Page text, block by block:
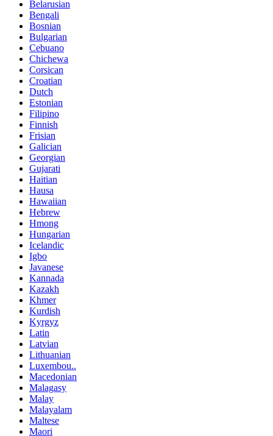
Belarusian
Bengali
Bosnian
Bulgarian
Cebuano
Chichewa
Corsican
Croatian
Dutch
Estonian
Filipino
Finnish
Frisian
Galician
Georgian
Gujarati
Haitian
Hausa
Hawaiian
Hebrew
Hmong
Hungarian
Icelandic
Igbo
Javanese
Kannada
Kazakh
Khmer
Kurdish
Kyrgyz
Latin
Latvian
Lithuanian
Luxembou..
Macedonian
Malagasy
Malay
Malayalam
Maltese
Maori